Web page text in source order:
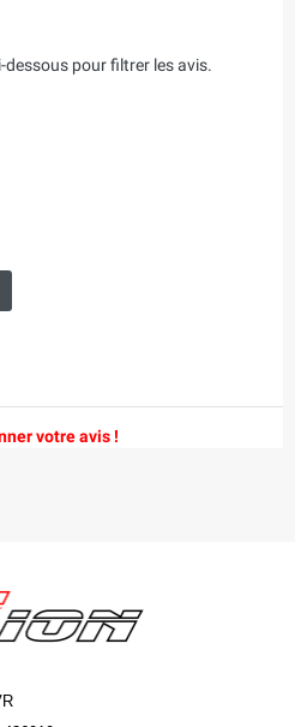
dessous pour filtrer les avis.
votre avis !